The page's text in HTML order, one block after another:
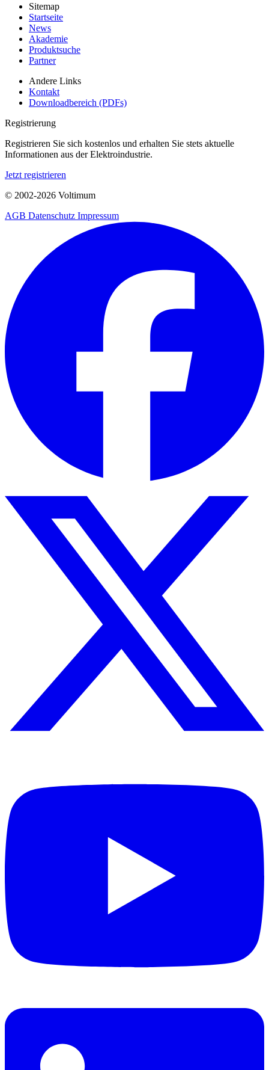
Sitemap
Startseite
News
Akademie
Produktsuche
Partner
Andere Links
Kontakt
Downloadbereich (PDFs)
Registrierung
Registrieren Sie sich kostenlos und erhalten Sie stets aktuelle
Informationen aus der Elektroindustrie.
Jetzt registrieren
© 2002-2026 Voltimum
AGB Datenschutz Impressum